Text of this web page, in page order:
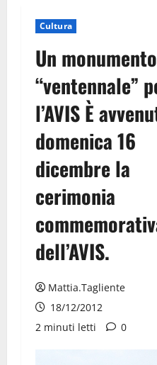
Cultura
Un monumento
“ventennale”
l’AVIS È
domenica 16
dicembre la
cerimonia
dell’AVIS.
Mattia.Tagliente
18/12/2012
2 minuti letti
0